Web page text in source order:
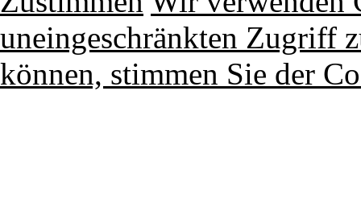
uneingeschränkten Zugriff
können, stimmen Sie der